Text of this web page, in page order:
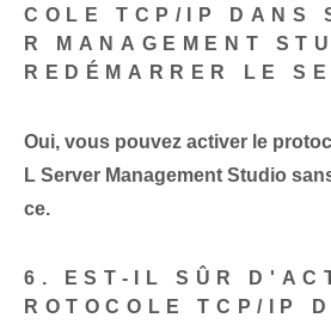
COLE TCP/IP DANS
R MANAGEMENT
REDÉMARRER LE
Oui, vous pouvez activer le
L Server Management Studio
ce.
6. EST-IL SÛR
ROTOCOLE TCP/IP